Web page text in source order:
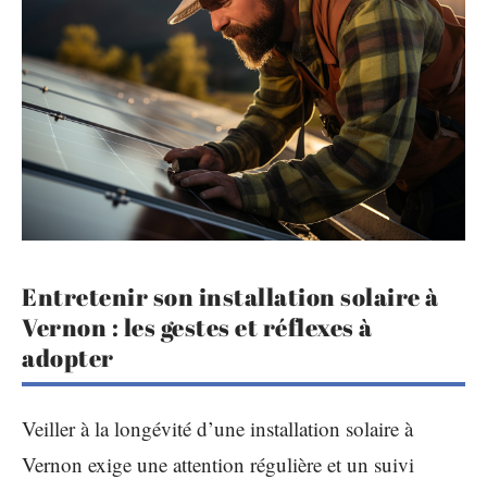
Entretenir son installation solaire à
Vernon : les gestes et réflexes à
adopter
Veiller à la longévité d’une installation solaire à
Vernon exige une attention régulière et un suivi